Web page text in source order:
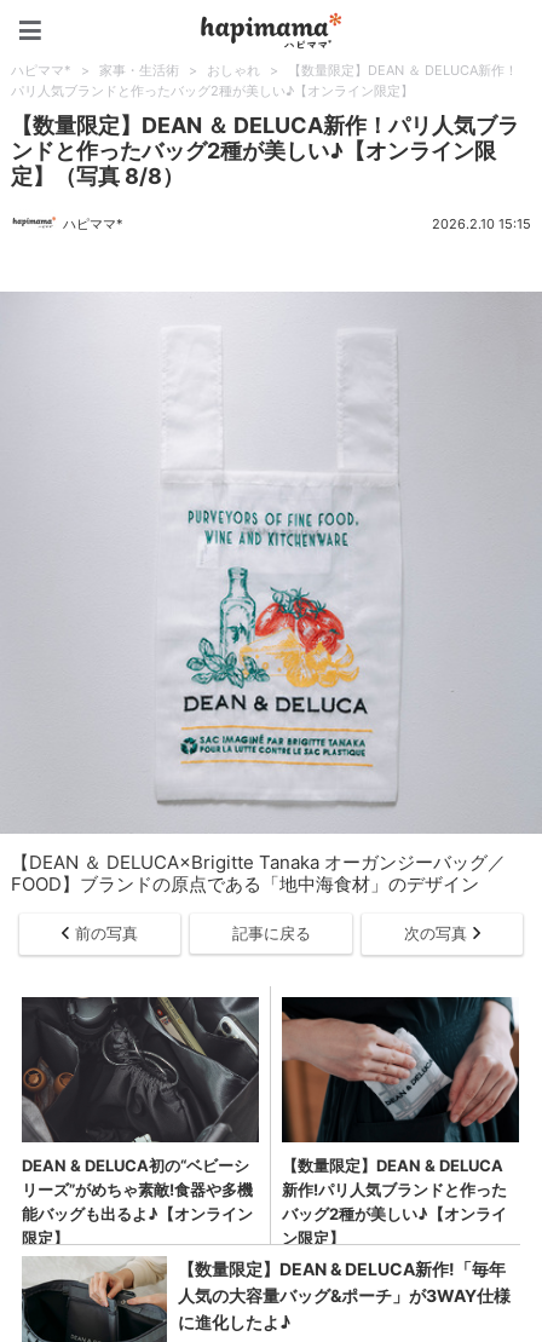
ハピママ* > 家事・生活術 > おしゃれ >
【数量限定】DEAN ＆ DELUCA新作！
パリ人気ブランドと作ったバッグ2種が美しい♪【オンライン限定】
【数量限定】DEAN ＆ DELUCA新作！パリ人気ブラ
ンドと作ったバッグ2種が美しい♪【オンライン限
定】（写真 8/8）
ハピママ* 2026.2.10 15:15
【DEAN ＆ DELUCA×Brigitte Tanaka オーガンジーバッグ／
FOOD】ブランドの原点である「地中海食材」のデザイン
前の写真 記事に戻る 次の写真